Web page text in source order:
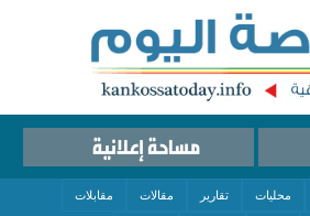
محليات تقارير مقالات مقابلات